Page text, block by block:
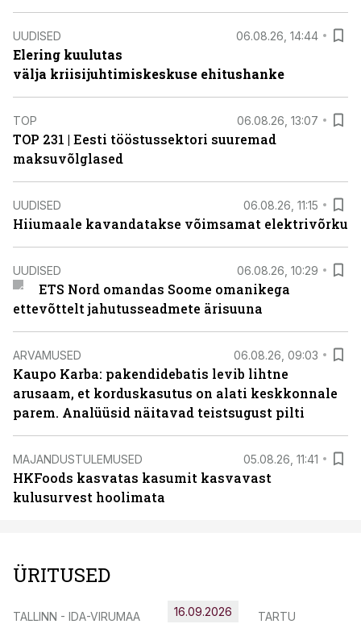
UUDISED 06.08.26, 14:44
Elering kuulutas
välja kriisijuhtimiskeskuse ehitushanke
TOP 06.08.26, 13:07
TOP 231 | Eesti tööstussektori suuremad
maksuvõlglased
UUDISED 06.08.26, 11:15
Hiiumaale kavandatakse võimsamat elektrivõrku
UUDISED 06.08.26, 10:29
ETS Nord omandas Soome omanikega
ettevõttelt jahutusseadmete ärisuuna
ARVAMUSED 06.08.26, 09:03
Kaupo Karba: pakendidebatis levib lihtne
arusaam, et korduskasutus on alati keskkonnale
parem. Analüüsid näitavad teistsugust pilti
MAJANDUSTULEMUSED 05.08.26, 11:41
HKFoods kasvatas kasumit kasvavast
kulusurvest hoolimata
ÜRITUSED
TALLINN - IDA-VIRUMAA 16.09.2026 TARTU